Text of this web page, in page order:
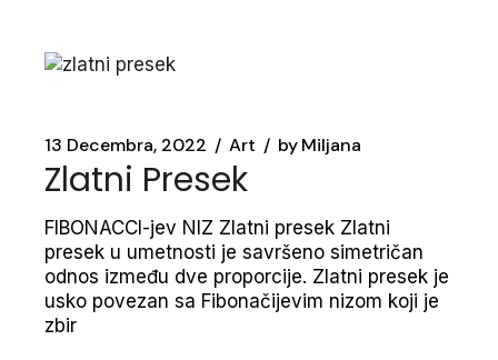
13 Decembra, 2022 Art byMiljana
Zlatni Presek
FIBONACCI-jev NIZ Zlatni presek Zlatni
presek u umetnosti je savršeno simetričan
odnos između dve proporcije. Zlatni presek je
usko povezan sa Fibonačijevim nizom koji je
zbir